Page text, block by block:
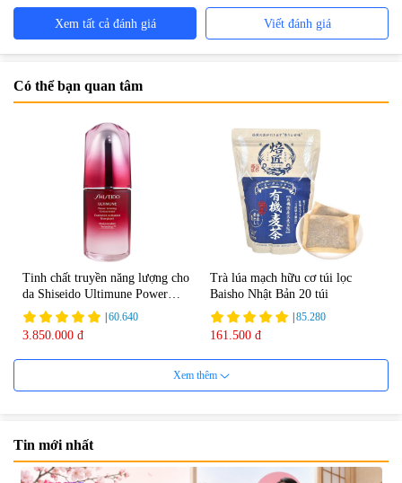
Xem tất cả đánh giá Viết đánh giá
Có thể bạn quan tâm
Tinh chất truyền năng lượng cho
da Shiseido Ultimune Power
75ml
60.640
3.850.000 đ
Trà lúa mạch hữu cơ túi lọc
Baisho Nhật Bản 20 túi
85.280
161.500 đ
Xem thêm
Tin mới nhất